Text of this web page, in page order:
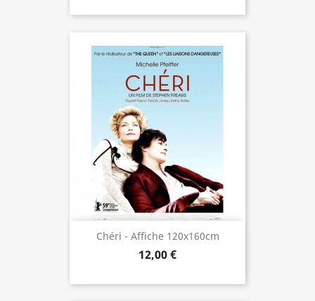
Chéri - Affiche 120x160cm
12,00 €